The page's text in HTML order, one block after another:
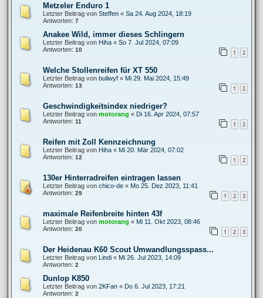
Metzeler Enduro 1
Letzter Beitrag von Steffen « Sa 24. Aug 2024, 18:19
Antworten: 7
Anakee Wild, immer dieses Schlingern
Letzter Beitrag von Hiha « So 7. Jul 2024, 07:09
Antworten: 10 1 2
Welche Stollenreifen für XT 550
Letzter Beitrag von buliwyf « Mi 29. Mai 2024, 15:49
Antworten: 13 1 2
Geschwindigkeitsindex niedriger?
Letzter Beitrag von motorang « Di 16. Apr 2024, 07:57
Antworten: 11 1 2
Reifen mit Zoll Kennzeichnung
Letzter Beitrag von Hiha « Mi 20. Mär 2024, 07:02
Antworten: 12 1 2
130er Hinterradreifen eintragen lassen
Letzter Beitrag von chico-de « Mo 25. Dez 2023, 11:41
Antworten: 29 1 2 3
maximale Reifenbreite hinten 43f
Letzter Beitrag von motorang « Mi 11. Okt 2023, 08:46
Antworten: 20 1 2 3
Der Heidenau K60 Scout Umwandlungsspass...
Letzter Beitrag von Lindi « Mi 26. Jul 2023, 14:09
Antworten: 2
Dunlop K850
Letzter Beitrag von 2KFan « Do 6. Jul 2023, 17:21
Antworten: 2